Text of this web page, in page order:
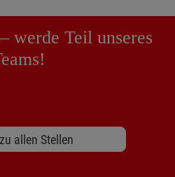
werde Teil unseres
allen Stellen